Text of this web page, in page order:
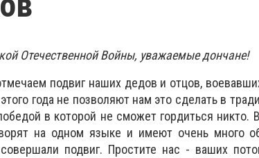
Отечественной Войны, уважаемые дончане!
подвиг наших дедов и отцов,
года не позволяют нам это сделать в
в которой не сможет гордиться
на одном языке и имеют очень много
подвиг. Простите нас - ваших